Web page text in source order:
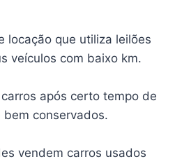
locação que utiliza leilões
veículos com baixo km.
após certo tempo de
bem conservados.
vendem carros usados